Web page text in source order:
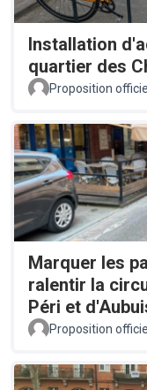
Installation
quartier des
Proposition
Marquer les
ralentir la
Péri et
Proposition